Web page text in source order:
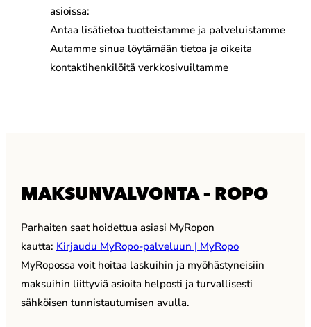
asioissa:
Antaa lisätietoa tuotteistamme ja palveluistamme
Autamme sinua löytämään tietoa ja oikeita
kontaktihenkilöitä verkkosivuiltamme
MAKSUNVALVONTA – ROPO
Parhaiten saat hoidettua asiasi MyRopon
kautta: Kirjaudu MyRopo-palveluun | MyRopo
MyRopossa voit hoitaa laskuihin ja myöhästyneisiin
maksuihin liittyviä asioita helposti ja turvallisesti
sähköisen tunnistautumisen avulla.